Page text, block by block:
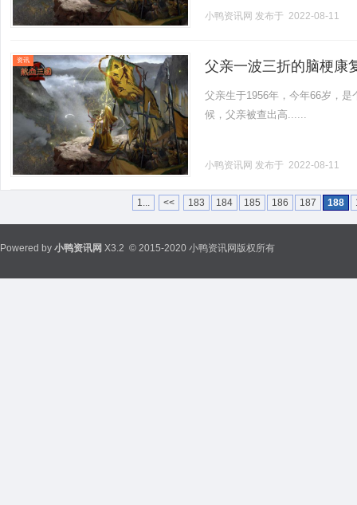
小鸭资讯网 发布于 2022-08-11
资讯 父亲一波三折的脑梗康
父亲生于1956年，今年66岁，
候，父亲被查出高......
小鸭资讯网 发布于 2022-08-11
1... << 183 184 185 186 187 188
Powered by 小鸭资讯网 X3.2 © 2015-2020 小鸭资讯网版权所有